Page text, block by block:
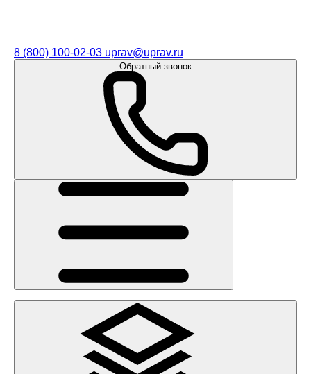
8 (800) 100-02-03 uprav@uprav.ru
Обратный звонок